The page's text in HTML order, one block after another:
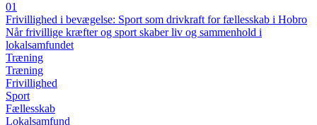
01
Frivillighed i bevægelse: Sport som drivkraft for fællesskab i Hobro
Når frivillige kræfter og sport skaber liv og sammenhold i
lokalsamfundet
Træning
Træning
Frivillighed
Sport
Fællesskab
Lokalsamfund